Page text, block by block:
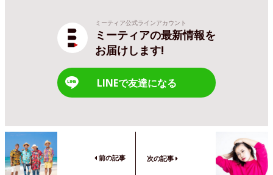
ミーティア公式ラインアカウント
ミーティアの最新情報を
お届けします!
LINEで友達になる
前の記事 次の記事